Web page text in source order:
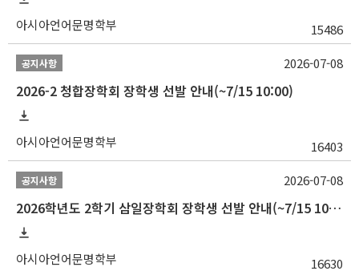
아시아언어문명학부 15486
공지사항
2026-2 청합장학회 장학생 선발 안내(~7/15 10:00)
아시아언어문명학부 16403
2026-07-08
공지사항
2026학년도 2학기 삼일장학회 장학생 선발 안내(~7/15 10:00)
아시아언어문명학부 16630
2026-07-08